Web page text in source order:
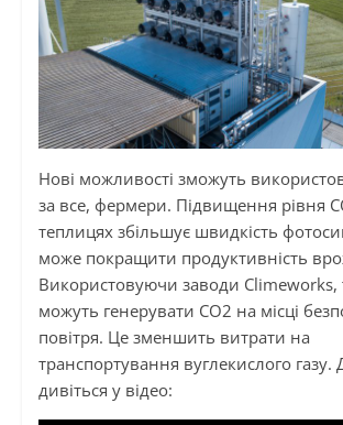
Нові можливості зможуть
за все, фермери. Підвищення рівня
теплицях збільшує швидкість
може покращити продуктивність
Використовуючи заводи Climeworks,
можуть генерувати CO2 на місці
повітря. Це зменшить витрати на
транспортування вуглекислого газу.
дивіться у відео: